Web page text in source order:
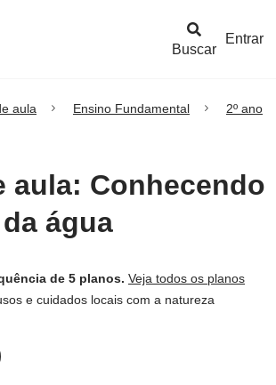
Buscar
Entrar
aula Ensino Fundamental 2º ano
aula: Conhecendo
água
de 5 planos. Veja todos os planos
e cuidados locais com a natureza